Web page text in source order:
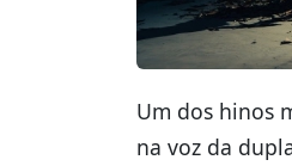
Um dos hinos
na voz da